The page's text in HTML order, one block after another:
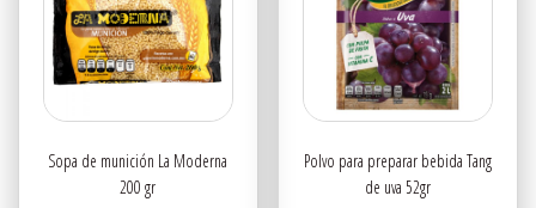
Sopa de munición La Moderna
200 gr
Polvo para preparar bebida Tang
de uva 52gr